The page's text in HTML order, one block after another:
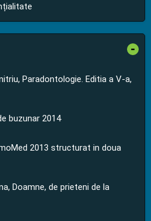
-
Paradontologie. Editia a V-a,
buzunar 2014
2013 structurat in doua
Doamne, de prieteni de la